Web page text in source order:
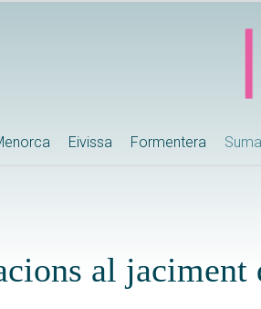
Eivissa Formentera
al